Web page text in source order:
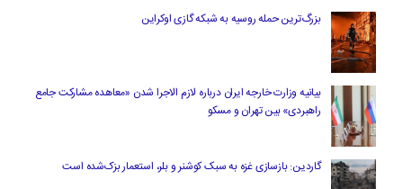
بزرگ‌ترین حمله روسیه به شبکه گازی اوکراین
بیانیه وزارت خارجه ایران درباره لازم‌ الاجرا شدن «معاهده مشارکت جامع
راهبردی» بین تهران و مسکو
گاردین: بازسازی غزه به سبک کوشنر و بلر، استعمار بزک‌شده است